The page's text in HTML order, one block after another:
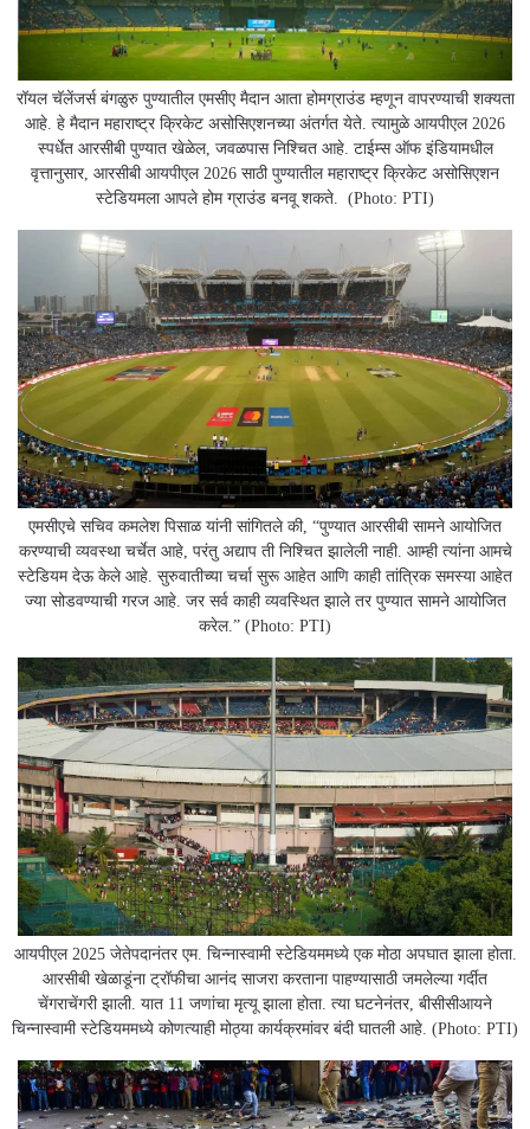
रॉयल चॅलेंजर्स बंगळुरु पुण्यातील एमसीए मैदान आता होमग्राउंड म्हणून वापरण्याची शक्यता
आहे. हे मैदान महाराष्ट्र क्रिकेट असोसिएशनच्या अंतर्गत येते. त्यामुळे आयपीएल 2026
स्पर्धेत आरसीबी पुण्यात खेळेल, जवळपास निश्चित आहे. टाईम्स ऑफ इंडियामधील
वृत्तानुसार, आरसीबी आयपीएल 2026 साठी पुण्यातील महाराष्ट्र क्रिकेट असोसिएशन
स्टेडियमला ​​आपले होम ग्राउंड बनवू शकते. (Photo: PTI)
एमसीएचे सचिव कमलेश पिसाळ यांनी सांगितले की, “पुण्यात आरसीबी सामने आयोजित
करण्याची व्यवस्था चर्चेत आहे, परंतु अद्याप ती निश्चित झालेली नाही. आम्ही त्यांना आमचे
स्टेडियम देऊ केले आहे. सुरुवातीच्या चर्चा सुरू आहेत आणि काही तांत्रिक समस्या आहेत
ज्या सोडवण्याची गरज आहे. जर सर्व काही व्यवस्थित झाले तर पुण्यात सामने आयोजित
करेल.” (Photo: PTI)
आयपीएल 2025 जेतेपदानंतर एम. चिन्नास्वामी स्टेडियममध्ये एक मोठा अपघात झाला होता.
आरसीबी खेळाडूंना ट्रॉफीचा आनंद साजरा करताना पाहण्यासाठी जमलेल्या गर्दीत
चेंगराचेंगरी झाली. यात 11 जणांचा मृत्यू झाला होता. त्या घटनेनंतर, बीसीसीआयने
चिन्नास्वामी स्टेडियममध्ये कोणत्याही मोठ्या कार्यक्रमांवर बंदी घातली आहे. (Photo: PTI)